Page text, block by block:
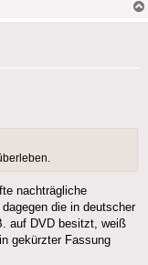
nachträgliche
die in deutscher
auf DVD besitzt, weiß
gekürzter Fassung